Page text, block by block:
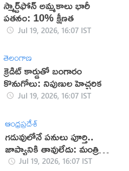
స్మార్ట్‌ఫోన్ అమ్మకాలు భారీ
పతనం: 10% క్షీణత
Jul 19, 2026, 16:07 IST
తెలంగాణ
క్రెడిట్ కార్డుతో బంగారం
కొనుగోలు: నిపుణుల హెచ్చరిక
Jul 19, 2026, 16:07 IST
ఆంధ్రప్రదేశ్
గడువులోనే పనులు పూర్తి..
జాప్యానికి తావులేదు: మంత్రి
నిమ్మలJul 19, 2026, 16:07 IST